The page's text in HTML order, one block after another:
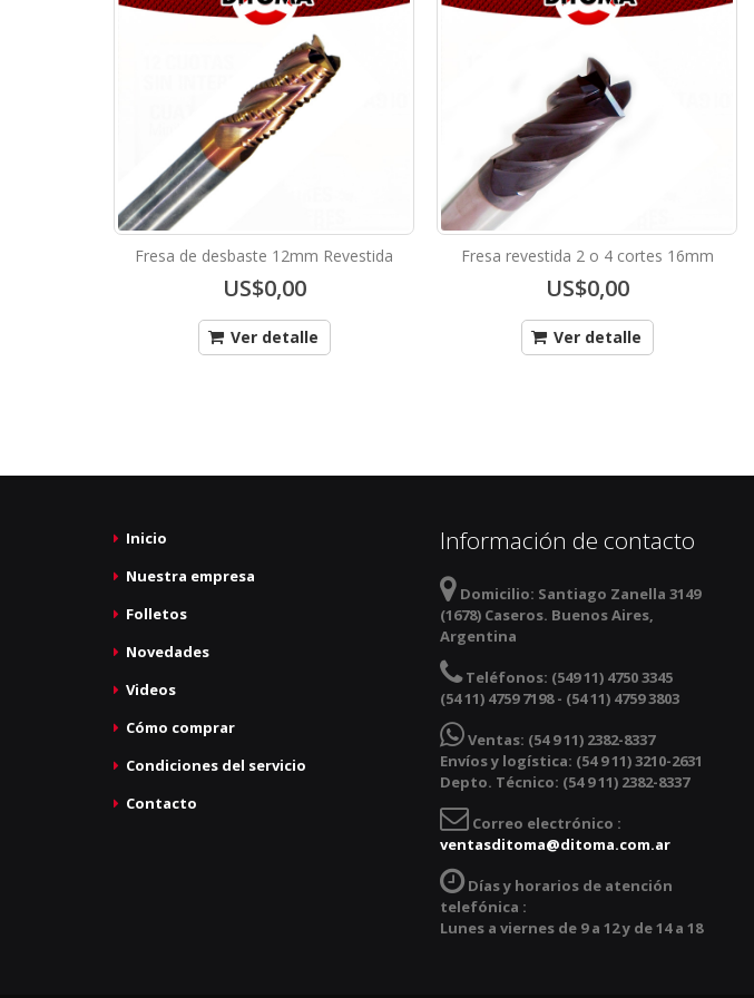
Fresa de desbaste 12mm Revestida
US$0,00
Ver detalle
Fresa revestida 2 o 4 cortes 16mm
US$0,00
Ver detalle
Inicio
Nuestra empresa
Folletos
Novedades
Videos
Cómo comprar
Condiciones del servicio
Contacto
Información de contacto
Domicilio: Santiago Zanella 3149
(1678) Caseros. Buenos Aires,
Argentina
Teléfonos: (549 11) 4750 3345
(54 11) 4759 7198 - (54 11) 4759 3803
Ventas: (54 9 11) 2382-8337
Envíos y logística: (54 9 11) 3210-2631
Depto. Técnico: (54 9 11) 2382-8337
Correo electrónico :
ventasditoma@ditoma.com.ar
Días y horarios de atención
telefónica :
Lunes a viernes de 9 a 12 y de 14 a 18